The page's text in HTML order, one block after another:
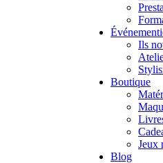
Ils
Boutique
Jeux
Blog